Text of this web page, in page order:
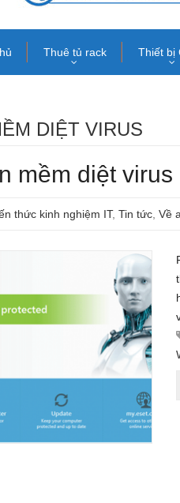
Thuê tủ rack Thiết bị
DIỆT VIRUS
mềm diệt
thức kinh nghiệm IT, Tin tức Về